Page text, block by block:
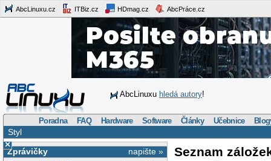
AbcLinuxu.cz ITBiz.cz HDmag.cz AbcPráce.cz
AbcLinuxu hledá autory!
Poradna FAQ Hardware Software Články Učebnice
Styl
×
napište »
Zprávičky
Seznam